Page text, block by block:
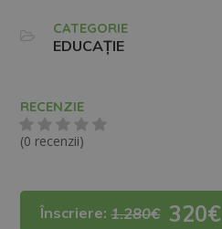
CATEGORIE
EDUCAȚIE
RECENZIE
(0 recenzii)
Înscriere:1.280€ 320€